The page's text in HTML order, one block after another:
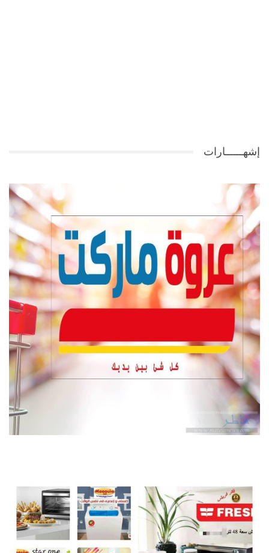
إشهــــــارات